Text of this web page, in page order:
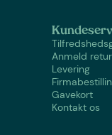
Anmeld
Levering
Gavekort
Kontakt os